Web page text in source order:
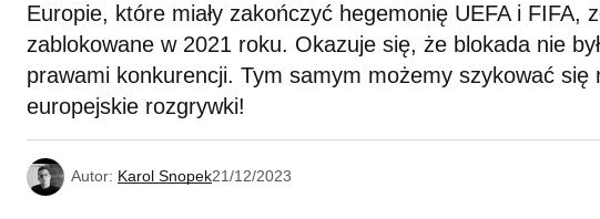
Europie, które miały zakończyć hegemonię UEFA i FIFA,
zablokowane w 2021 roku. Okazuje się, że blokada nie
prawami konkurencji. Tym samym możemy szykować się
europejskie rozgrywki!
Autor: Karol Snopek21/12/2023